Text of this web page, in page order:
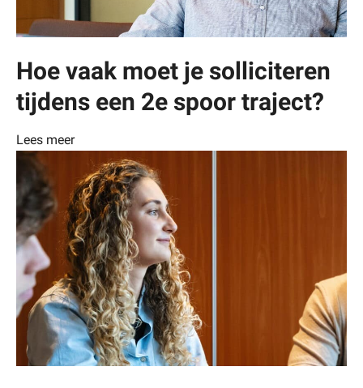
Hoe vaak moet je solliciteren
tijdens een 2e spoor traject?
Lees meer